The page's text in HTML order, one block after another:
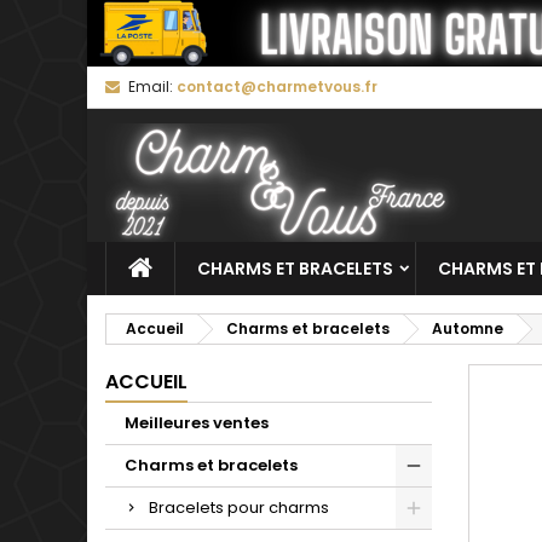
Email: contact@charmetvous.fr
CHARMS ET BRACELETS CHARMS ET
Accueil Charms et bracelets Automne
ACCUEIL
Meilleures ventes
Charms et bracelets
Bracelets pour charms